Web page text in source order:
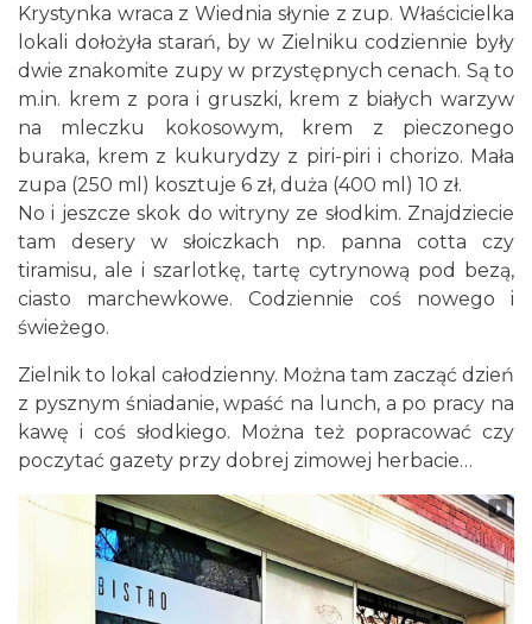
Krystynka wraca z Wiednia słynie z zup. Właścicielka
lokali dołożyła starań, by w Zielniku codziennie były
dwie znakomite zupy w przystępnych cenach. Są to
m.in. krem z pora i gruszki, krem z białych warzyw
na mleczku kokosowym, krem z pieczonego
buraka, krem z kukurydzy z piri-piri i chorizo. Mała
zupa (250 ml) kosztuje 6 zł, duża (400 ml) 10 zł.
No i jeszcze skok do witryny ze słodkim. Znajdziecie
tam desery w słoiczkach np. panna cotta czy
tiramisu, ale i szarlotkę, tartę cytrynową pod bezą,
ciasto marchewkowe. Codziennie coś nowego i
świeżego.
Zielnik to lokal całodzienny. Można tam zacząć dzień
z pysznym śniadanie, wpaść na lunch, a po pracy na
kawę i coś słodkiego. Można też popracować czy
poczytać gazety przy dobrej zimowej herbacie…